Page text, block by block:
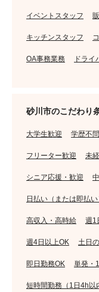
イベントスタッフ
キッチンスタッフ
OA事務業務 ドライ
砂川市のこだわり
大学生歓迎 学歴不問
フリーター歓迎 未
シニア応援・歓迎
日払い（または即払い
高収入・高時給 週1
週4日以上OK 土日
即日勤務OK 単発・
短時間勤務（1日4h以